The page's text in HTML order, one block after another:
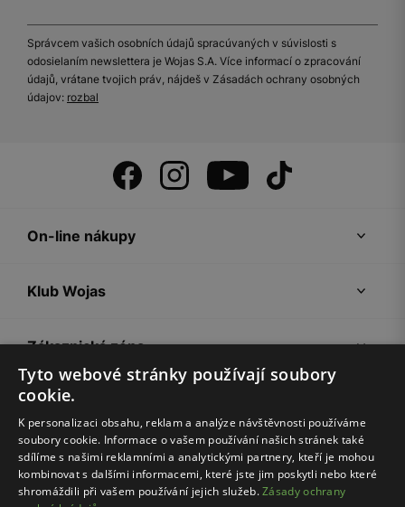
Správcem vašich osobních údajů spracúvaných v súvislosti s
odosielaním newslettera je Wojas S.A. Více informací o zpracování
údajů, vrátane tvojich práv, nájdeš v Zásadách ochrany osobných
údajov: rozbal
On-line nákupy
Klub Wojas
Zákaznická zóna
Společnost Wojas
Rady
Tyto webové stránky používají soubory
cookie.
K personalizaci obsahu, reklam a analýze návštěvnosti používáme
soubory cookie. Informace o vašem používání našich stránek také
sdílíme s našimi reklamními a analytickými partnery, kteří je mohou
kombinovat s dalšími informacemi, které jste jim poskytli nebo které
shromáždili při vašem používání jejich služeb.Zásady ochrany